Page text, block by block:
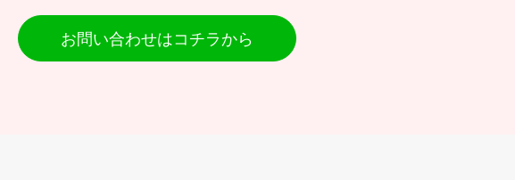
お問い合わせはコチラから